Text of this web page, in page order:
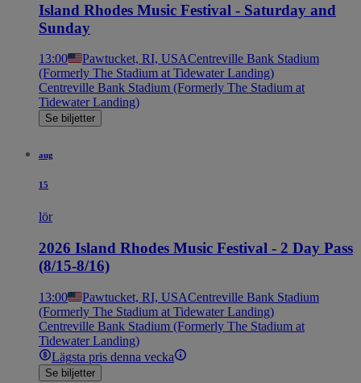
Island Rhodes Music Festival - Saturday and
Sunday
13:00 Pawtucket, RI, USACentreville Bank Stadium
(Formerly The Stadium at Tidewater Landing)
Centreville Bank Stadium (Formerly The Stadium at
Tidewater Landing)
Se biljetter
aug
15
lör
2026 Island Rhodes Music Festival - 2 Day Pass
(8/15-8/16)
13:00 Pawtucket, RI, USACentreville Bank Stadium
(Formerly The Stadium at Tidewater Landing)
Centreville Bank Stadium (Formerly The Stadium at
Tidewater Landing)
Lägsta pris denna vecka
Se biljetter